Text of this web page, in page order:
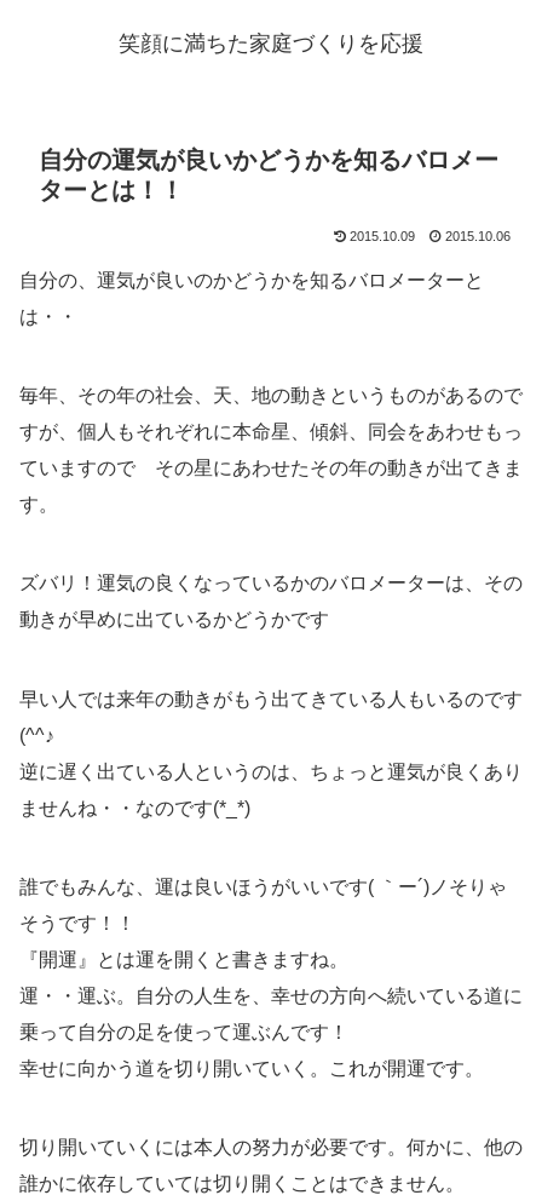
笑顔に満ちた家庭づくりを応援
自分の運気が良いかどうかを知るバロメー
ターとは！！
2015.10.09 2015.10.06
自分の、運気が良いのかどうかを知るバロメーターと
は・・
毎年、その年の社会、天、地の動きというものがあるので
すが、個人もそれぞれに本命星、傾斜、同会をあわせもっ
ていますので その星にあわせたその年の動きが出てきま
す。
ズバリ！運気の良くなっているかのバロメーターは、その
動きが早めに出ているかどうかです
早い人では来年の動きがもう出てきている人もいるのです
(^^♪
逆に遅く出ている人というのは、ちょっと運気が良くあり
ませんね・・なのです(*_*)
誰でもみんな、運は良いほうがいいです( ｀ー´)ノそりゃ
そうです！！
『開運』とは運を開くと書きますね。
運・・運ぶ。自分の人生を、幸せの方向へ続いている道に
乗って自分の足を使って運ぶんです！
幸せに向かう道を切り開いていく。これが開運です。
切り開いていくには本人の努力が必要です。何かに、他の
誰かに依存していては切り開くことはできません。